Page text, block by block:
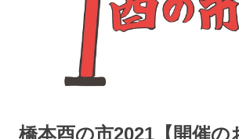
橋本酉の市2021【開催の